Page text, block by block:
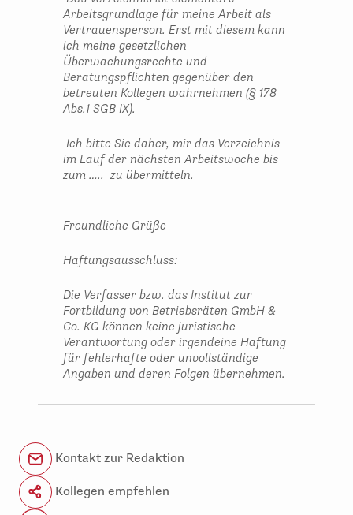
Arbeitsgrundlage für meine Arbeit als
Vertrauensperson. Erst mit diesem kann
ich meine gesetzlichen
Überwachungsrechte und
Beratungspflichten gegenüber den
betreuten Kollegen wahrnehmen (§ 178
Abs.1 SGB IX).
Ich bitte Sie daher, mir das Verzeichnis
im Lauf der nächsten Arbeitswoche bis
zum ….. zu über­mitteln.
Freundliche Grüße
Haftungsausschluss:
Die Verfasser bzw. das Institut zur
Fortbildung von Betriebsräten GmbH &
Co. KG können keine juristische
Verantwortung oder irgendeine Haftung
für fehlerhafte oder unvollständige
Angaben und deren Folgen übernehmen.
Kontakt zur Redaktion
Kollegen empfehlen